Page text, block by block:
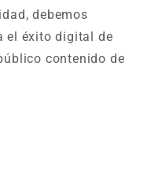
debemos
el éxito digital de
contenido de